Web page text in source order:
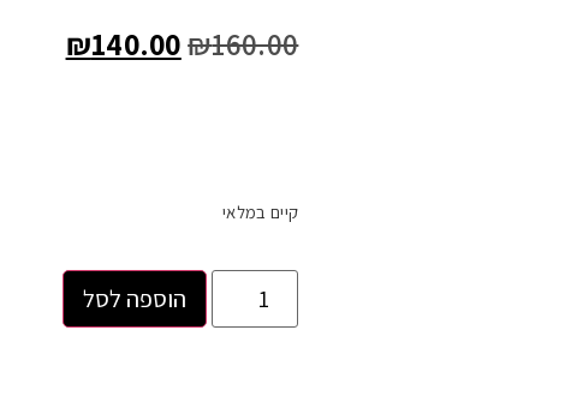
₪160.00
₪140.00
קיים במלאי
הוספה לסל